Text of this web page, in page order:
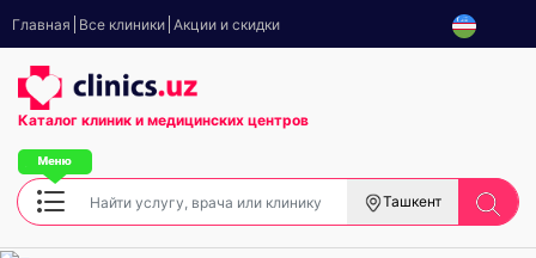
Главная Все клиники Акции и скидки
Каталог клиник и медицинских центров
Ташкент